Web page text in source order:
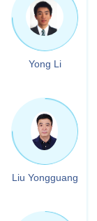
Yong Li
Liu Yongguang